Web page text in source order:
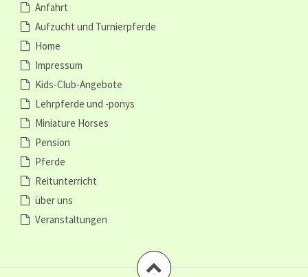
Anfahrt
Aufzucht und Turnierpferde
Home
Impressum
Kids-Club-Angebote
Lehrpferde und -ponys
Miniature Horses
Pension
Pferde
Reitunterricht
über uns
Veranstaltungen